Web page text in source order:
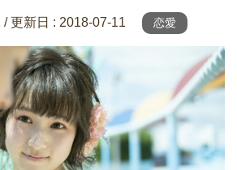
/ 更新日 : 2018-07-11 恋愛